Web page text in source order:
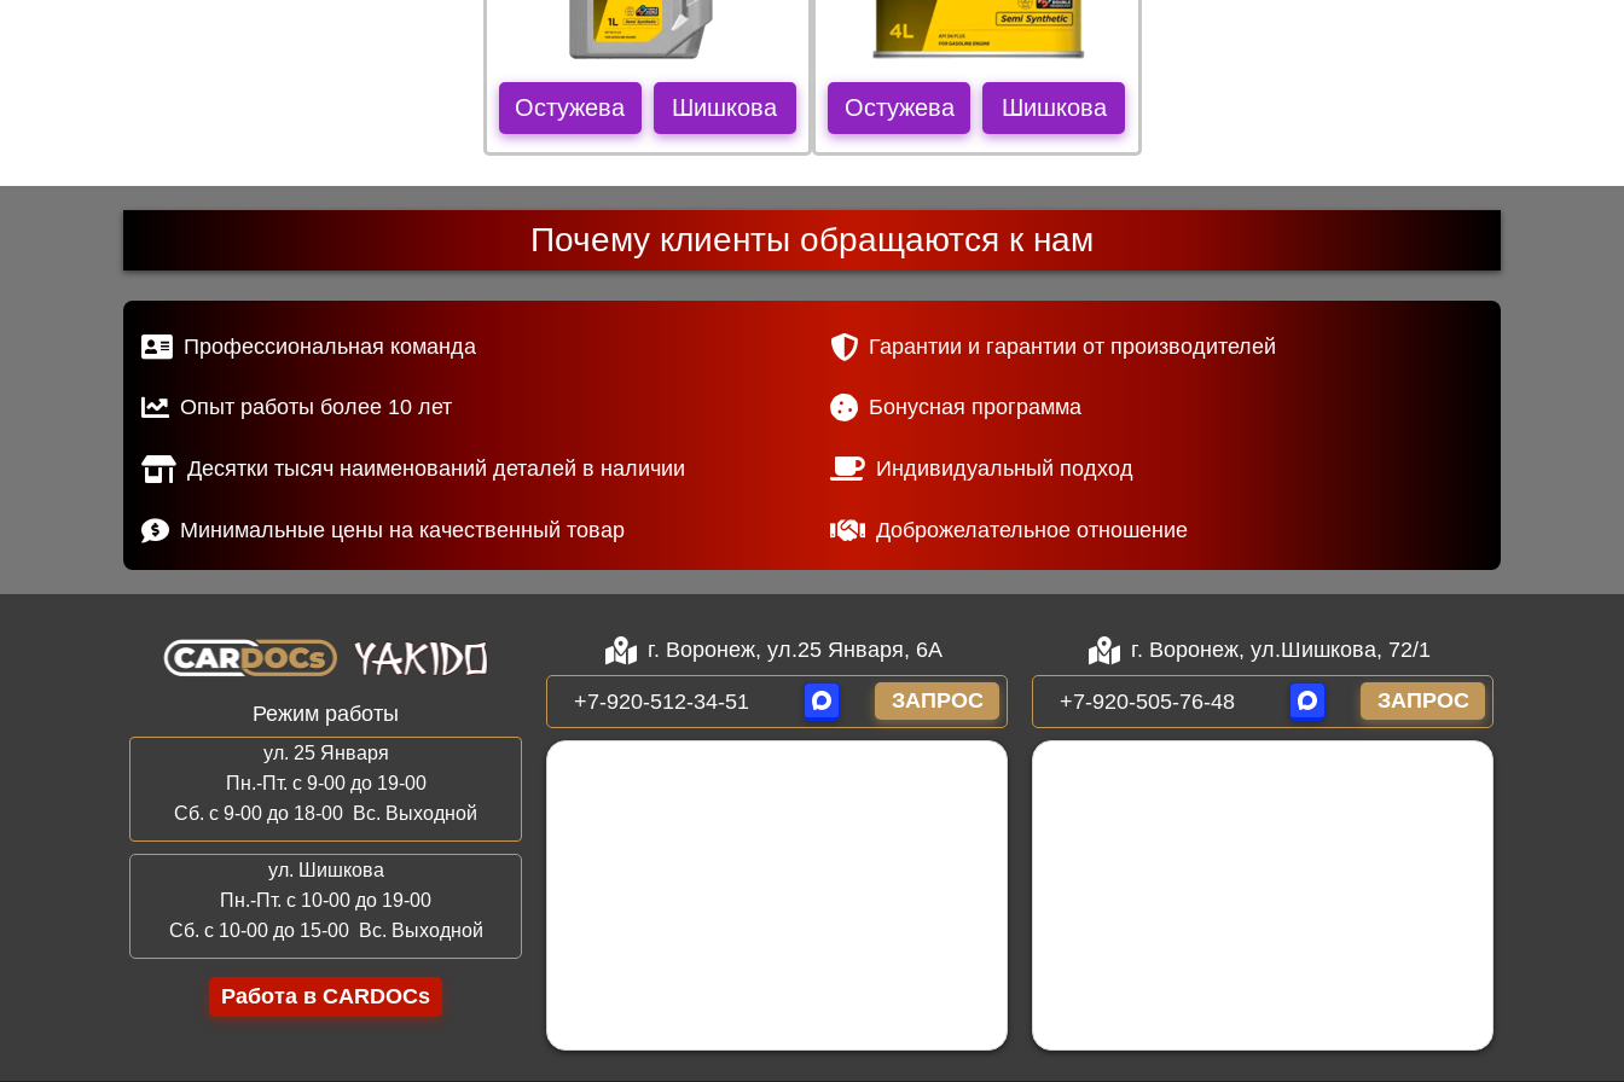
Остужева Шишкова Остужева Шишкова
Почему клиенты обращаются к нам
Профессиональная команда
Опыт работы более 10 лет
Десятки тысяч наименований деталей в наличии
Минимальные цены на качественный товар
Гарантии и гарантии от производителей
Бонусная программа
Индивидуальный подход
Доброжелательное отношение
Режим работы
ул. 25 Января
Пн.-Пт. с 9-00 до 19-00
Сб. с 9-00 до 18-00 Вс. Выходной
ул. Шишкова
Пн.-Пт. с 10-00 до 19-00
Сб. с 10-00 до 15-00 Вс. Выходной
Работа в CARDOCs
г. Воронеж, ул.25 Января, 6А
+7-920-512-34-51 ЗАПРОС
г. Воронеж, ул.Шишкова, 72/1
+7-920-505-76-48 ЗАПРОС